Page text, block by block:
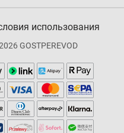
использования
GOSTPEREVOD